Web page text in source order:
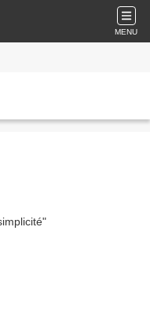
MENU